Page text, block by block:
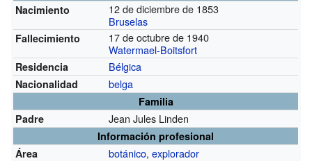
Nacimiento
12 de diciembre de 1853
Bruselas
Fallecimiento
17 de octubre de 1940
Watermael-Boitsfort
Residencia Bélgica
Nacionalidad belga
Familia
Padre
Jean Jules Linden
Información profesional
Área
botánico,explorador